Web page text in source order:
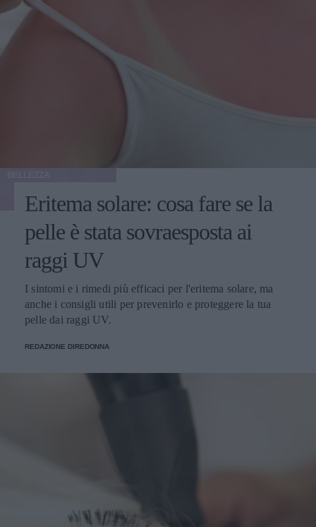
Eritema solare: cosa fare se la
pelle è stata sovraesposta ai
raggi UV
I sintomi e i rimedi più efficaci per l'eritema solare, ma
anche i consigli utili per prevenirlo e proteggere la tua
pelle dai raggi UV.
REDAZIONE DIREDONNA